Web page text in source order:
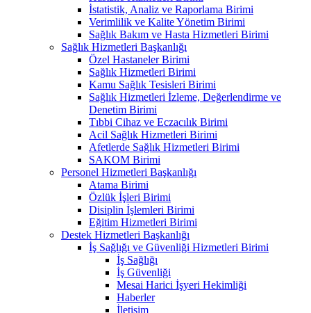
İstatistik, Analiz ve Raporlama Birimi
Verimlilik ve Kalite Yönetim Birimi
Sağlık Bakım ve Hasta Hizmetleri Birimi
Sağlık Hizmetleri Başkanlığı
Özel Hastaneler Birimi
Sağlık Hizmetleri Birimi
Kamu Sağlık Tesisleri Birimi
Sağlık Hizmetleri İzleme, Değerlendirme ve
Denetim Birimi
Tıbbi Cihaz ve Eczacılık Birimi
Acil Sağlık Hizmetleri Birimi
Afetlerde Sağlık Hizmetleri Birimi
SAKOM Birimi
Personel Hizmetleri Başkanlığı
Atama Birimi
Özlük İşleri Birimi
Disiplin İşlemleri Birimi
Eğitim Hizmetleri Birimi
Destek Hizmetleri Başkanlığı
İş Sağlığı ve Güvenliği Hizmetleri Birimi
İş Sağlığı
İş Güvenliği
Mesai Harici İşyeri Hekimliği
Haberler
İletişim